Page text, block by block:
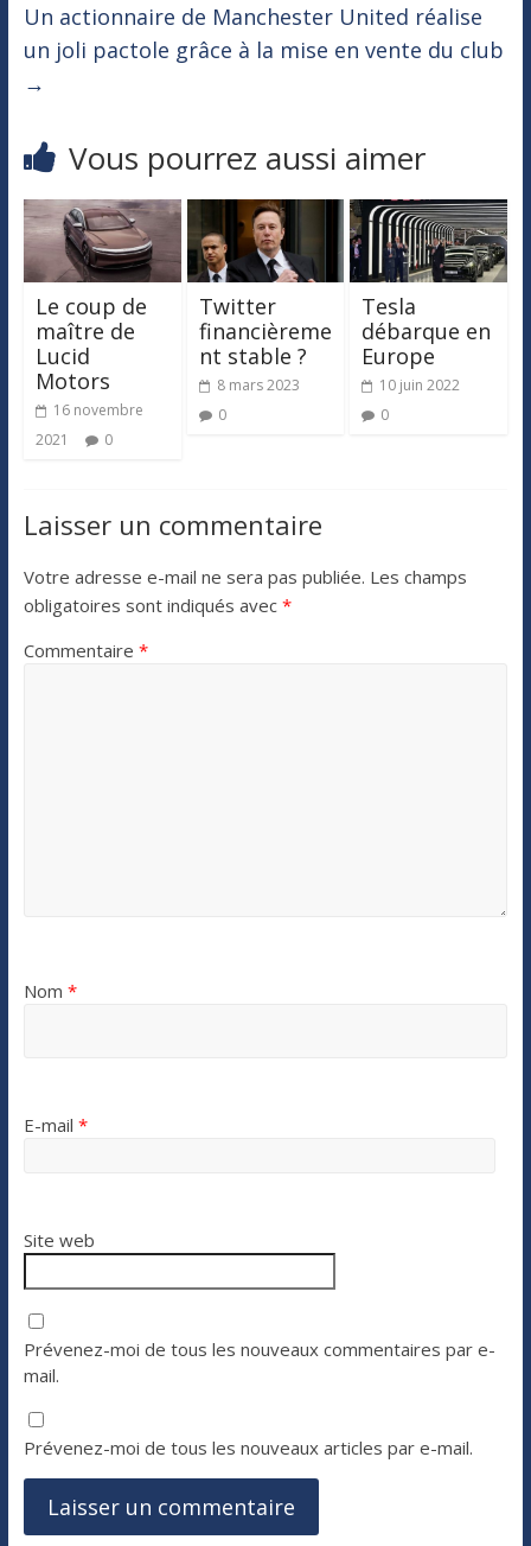
Un actionnaire de Manchester United réalise
un joli pactole grâce à la mise en vente du club
→
Vous pourrez aussi aimer
Le coup de
maître de
Lucid
Motors
16 novembre
2021
0
Twitter
financièreme
nt stable ?
8 mars 2023
0
Tesla
débarque en
Europe
10 juin 2022
0
Laisser un commentaire
Votre adresse e-mail ne sera pas publiée. Les champs
obligatoires sont indiqués avec *
Commentaire *
Nom *
E-mail *
Site web
Prévenez-moi de tous les nouveaux commentaires par e-
mail.
Prévenez-moi de tous les nouveaux articles par e-mail.